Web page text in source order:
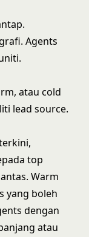
Agents
atau cold
lead source.
top
Warm
yang boleh
dengan
atau